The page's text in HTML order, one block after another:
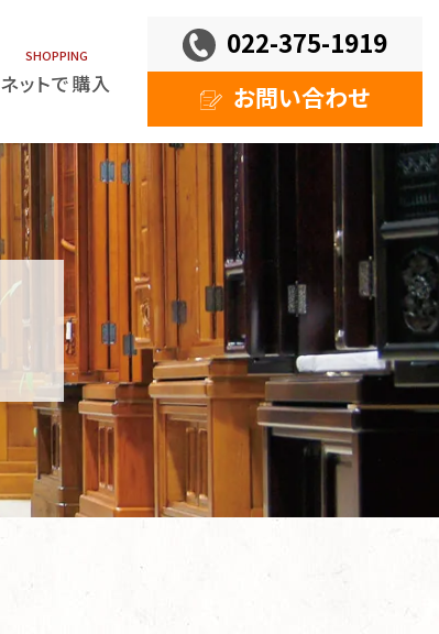
022-375-1919
お問い合わせ
ネットで購入